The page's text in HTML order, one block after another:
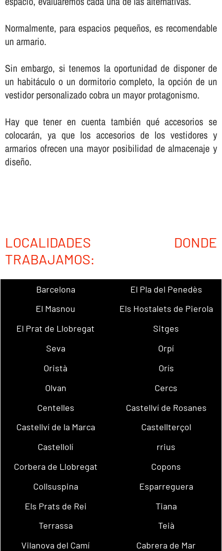
Normalmente, para espacios pequeños, es recomendable
un armario.
Sin embargo, si tenemos la oportunidad de disponer de
un habitáculo o un dormitorio completo, la opción de un
vestidor personalizado cobra un mayor protagonismo.
Hay que tener en cuenta también qué accesorios se
colocarán, ya que los accesorios de los vestidores y
armarios ofrecen una mayor posibilidad de almacenaje y
diseño.
LOCALIDADES DONDE
TRABAJAMOS:
Barcelona
El Pla del Penedès
El Masnou
Els Hostalets de Pierola
El Prat de Llobregat
Sitges
Seva
Orpí
Oristà
Orís
Olvan
Cercs
Centelles
Castellví de Rosanes
Castellví de la Marca
Castellterçol
Castellolí
rrius
Corbera de Llobregat
Copons
Collsuspina
Esparreguera
Els Prats de Rei
Tiana
Terrassa
Teià
Vilanova del Camí
Cabrera de Mar